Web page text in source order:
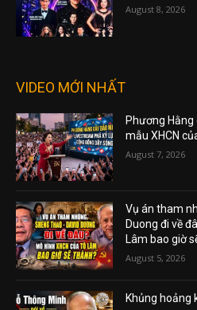
August 8, 2026
VIDEO MỚI NHẤT
Phương
mẫu XHCN
August 7, 2026
Vụ án tham
Duong đi về
Lâm bao giờ
August 5, 2026
Khủng hoảng